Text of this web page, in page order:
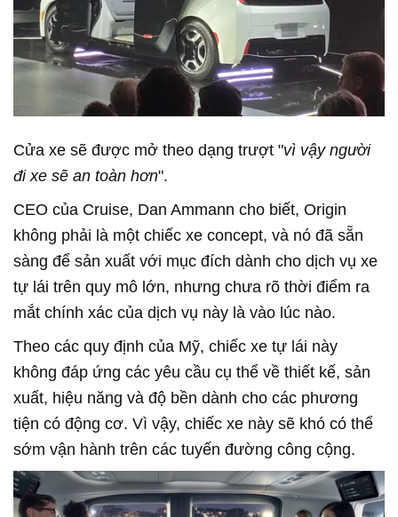
Cửa xe sẽ được mở theo dạng trượt "vì vậy người
đi xe sẽ an toàn hơn".
CEO của Cruise, Dan Ammann cho biết, Origin
không phải là một chiếc xe concept, và nó đã sẵn
sàng để sản xuất với mục đích dành cho dịch vụ xe
tự lái trên quy mô lớn, nhưng chưa rõ thời điểm ra
mắt chính xác của dịch vụ này là vào lúc nào.
Theo các quy định của Mỹ, chiếc xe tự lái này
không đáp ứng các yêu cầu cụ thể về thiết kế, sản
xuất, hiệu năng và độ bền dành cho các phương
tiện có động cơ. Vì vậy, chiếc xe này sẽ khó có thể
sớm vận hành trên các tuyến đường công cộng.